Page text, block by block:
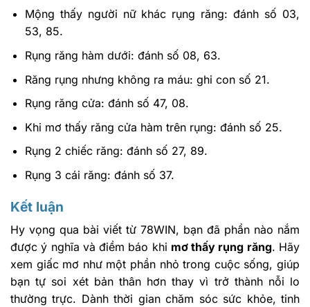
Mộng thấy người nữ khác rụng răng: đánh số 03,
53, 85.
Rụng răng hàm dưới: đánh số 08, 63.
Răng rụng nhưng không ra máu: ghi con số 21.
Rụng răng cửa: đánh số 47, 08.
Khi mơ thấy răng cửa hàm trên rụng: đánh số 25.
Rụng 2 chiếc răng: đánh số 27, 89.
Rụng 3 cái răng: đánh số 37.
Kết luận
Hy vọng qua bài viết từ 78WIN, bạn đã phần nào nắm
được ý nghĩa và điềm báo khi mơ thấy rụng răng. Hãy
xem giấc mơ như một phần nhỏ trong cuộc sống, giúp
bạn tự soi xét bản thân hơn thay vì trở thành nỗi lo
thường trực. Dành thời gian chăm sóc sức khỏe, tinh